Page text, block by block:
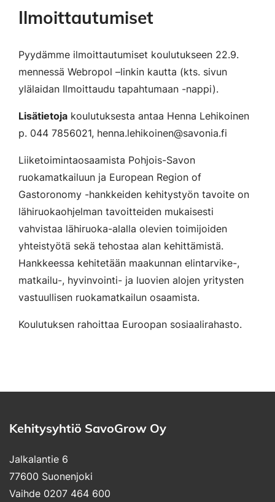
Ilmoittautumiset
Pyydämme ilmoittautumiset koulutukseen 22.9.
mennessä Webropol –linkin kautta (kts. sivun
ylälaidan Ilmoittaudu tapahtumaan -nappi).
Lisätietoja koulutuksesta antaa Henna Lehikoinen
p. 044 7856021, henna.lehikoinen@savonia.fi
Liiketoimintaosaamista Pohjois-Savon
ruokamatkailuun ja European Region of
Gastoronomy -hankkeiden kehitystyön tavoite on
lähiruokaohjelman tavoitteiden mukaisesti
vahvistaa lähiruoka-alalla olevien toimijoiden
yhteistyötä sekä tehostaa alan kehittämistä.
Hankkeessa kehitetään maakunnan elintarvike-,
matkailu-, hyvinvointi- ja luovien alojen yritysten
vastuullisen ruokamatkailun osaamista.
Koulutuksen rahoittaa Euroopan sosiaalirahasto.
Kehitysyhtiö SavoGrow Oy
Jalkalantie 6
77600 Suonenjoki
Vaihde 0207 464 600